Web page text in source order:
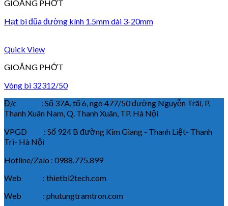
GIOĂNG PHỚT
Hạt bi đũa đường kính 1.5mm dài 3-20mm
Quick View
GIOĂNG PHỚT
Vòng bi 32312/50
Đ/c : Số 37A, tổ 6, ngõ 477/50 đường Nguyễn Trãi, P.
Thanh Xuân Nam, Q. Thanh Xuân, TP. Hà Nội
VPGD : Số 924 B đường Kim Giang - Thanh Liệt- Thanh
Trì- Hà Nội
Hotline/Zalo : 0988.775.899
Web : thietbi2tech.com
Web : phutungtramtron.com